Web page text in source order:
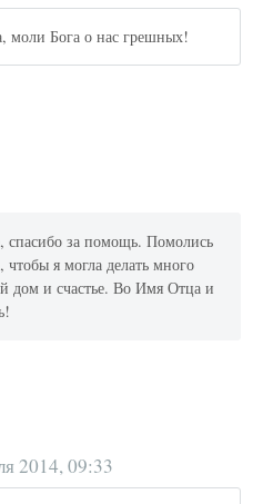
моли Бога о нас грешных!
спасибо за помощь. Помолись
я могла делать много
дом и счастье. Во Имя Отца и
2014, 09:33